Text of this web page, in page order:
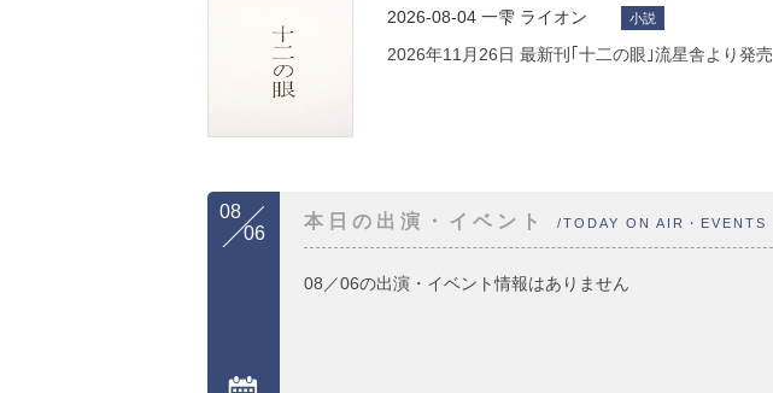
2026-08-04 一雫 ライオン 小説
2026年11月26日 最新刊｢十二の眼｣流星舎より発売
08
06
本日の出演・イベント /TODAY ON AIR・EVENTS
08／06の出演・イベント情報はありません